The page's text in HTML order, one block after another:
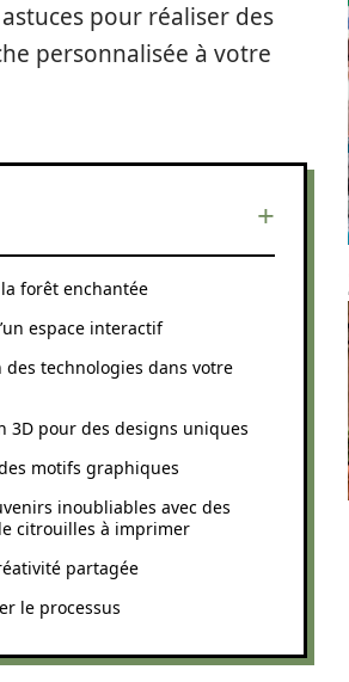
pour réaliser des
personnalisée à votre
forêt enchantée
espace interactif
technologies dans votre
3D pour des designs uniques
motifs graphiques
inoubliables avec des
citrouilles à imprimer
partagée
le processus